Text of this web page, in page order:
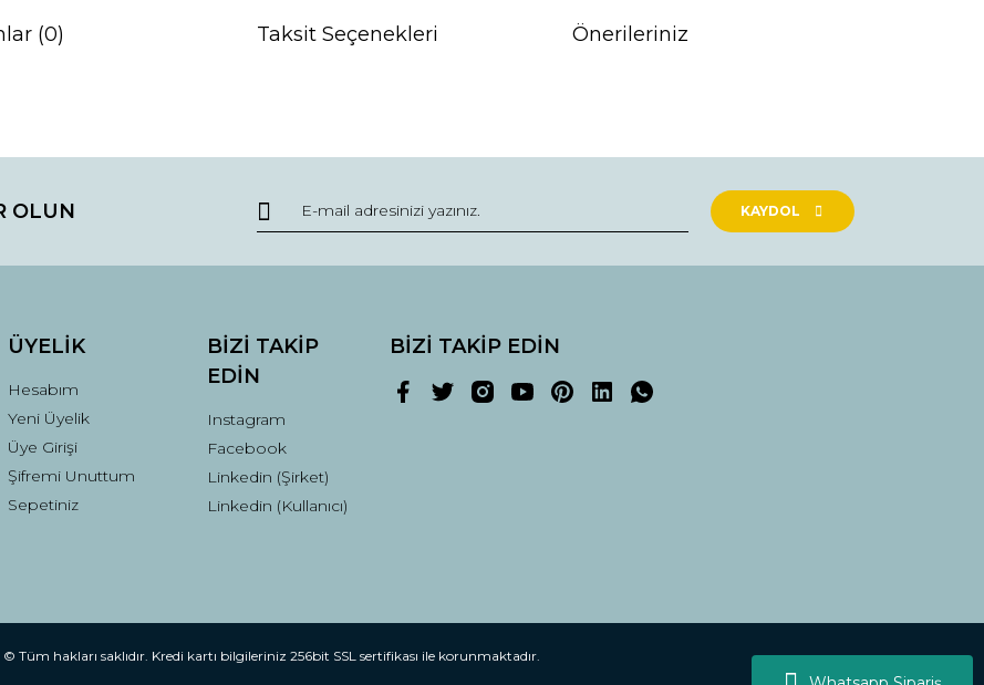
(0) Taksit Seçenekleri Önerileriniz
Yorum Yaz
Gönder
OLUN KAYDOL
ÜYELİK
Hesabım
Yeni Üyelik
Üye Girişi
Şifremi Unuttum
Sepetiniz
BİZİ TAKİP
EDİN
Instagram
Facebook
Linkedin (Şirket)
Linkedin (Kullanıcı)
BİZİ TAKİP EDİN
© Tüm hakları saklıdır. Kredi kartı bilgileriniz 256bit SSL sertifikası ile korunmaktadır.